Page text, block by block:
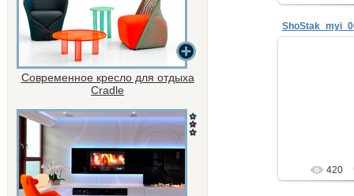
Современное кресло для отдыха
Cradle
420